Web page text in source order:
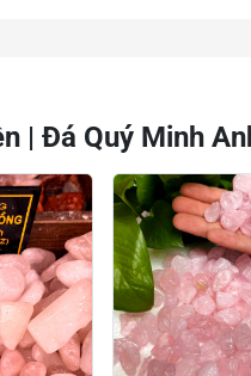
| Đá Quý Minh